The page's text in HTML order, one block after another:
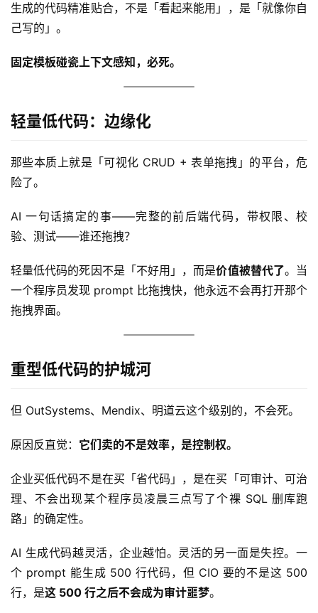
A
实
群
运
记
录
生成的代码精准贴合，不是「看起来能用」，是「就像你自
己写的」。
固定模板碰瓷上下文感知，必死。
轻量低代码：边缘化
那些本质上就是「可视化 CRUD + 表单拖拽」的平台，危
险了。
AI 一句话搞定的事——完整的前后端代码，带权限、校
验、测试——谁还拖拽？
轻量低代码的死因不是「不好用」，而是价值被替代了。当
一个程序员发现 prompt 比拖拽快，他永远不会再打开那个
拖拽界面。
重型低代码的护城河
但 OutSystems、Mendix、明道云这个级别的，不会死。
原因反直觉： 它们卖的不是效率，是控制权。
企业买低代码不是在买「省代码」，是在买「可审计、可治
理、不会出现某个程序员凌晨三点写了个裸 SQL 删库跑
路」的确定性。
AI 生成代码越灵活，企业越怕。灵活的另一面是失控。一
个 prompt 能生成 500 行代码，但 CIO 要的不是这 500
行，是这 500 行之后不会成为审计噩梦。